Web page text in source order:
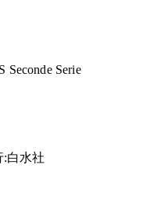
Serie
:白水社